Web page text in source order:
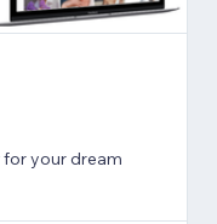
your dream